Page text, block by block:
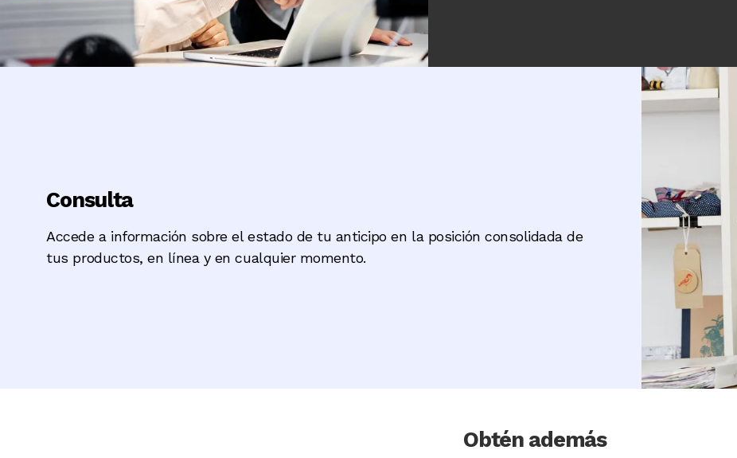
Image
Consulta
Accede a información sobre el estado de tu anticipo en la posición consolidada de
tus productos, en línea y en cualquier momento.
Obtén además